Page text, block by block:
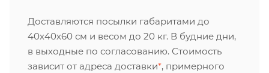
Доставляются посылки габаритами до
40х40х60 см и весом до 20 кг. В будние дни,
в выходные по согласованию. Стоимость
зависит от адреса доставки*, примерного